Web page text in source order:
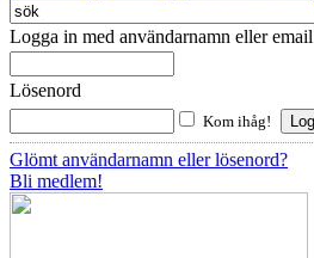
Logga in med användarnamn eller email
Lösenord
Kom ihåg!
Glömt användarnamn eller lösenord?
Bli medlem!